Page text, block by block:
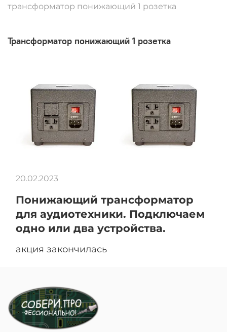
трансформатор понижающий 1 розетка
трансформатор понижающий 1 розетка
Понижающий трансформатор
для аудиотехники. Подключаем
одно или два устройства.
акция закончилась
20.02.2023